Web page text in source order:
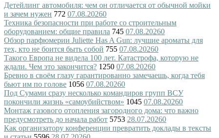
Детейлинг автомобиля: чем он отличается от обычной мойки
и зачем нужен 772 07.08.20260
Техника безопасности при работе со строительным
оборудованием: общие правила 745 07.08.20260
Обзор парфюмерии Juliette Has A Gun: лучшие ароматы для
тех, кто не боится быть собой 755 07.08.20260
Такого Европа не видела 100 лет. Катастрофа, которую не
ждали. Чем это закончится? 1250 07.08.20260
Бревно в своём глазу гарантированно замечаешь, когда тебя
бьют им по голове 1056 07.08.20260
Под Сумами сразу несколько командиров групп ВСУ
покончили жизнь «самоубийством» 1045 07.08.20260
Монтаж газового отопления загородного дома: что важно
предусмотреть до начала работ 5753 28.07.20260
Как организатору конференции превратить доклады в тексты